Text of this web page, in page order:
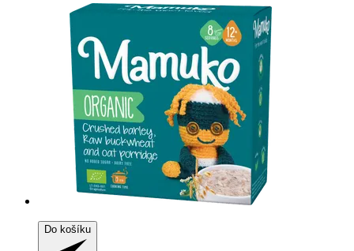
Do košíku